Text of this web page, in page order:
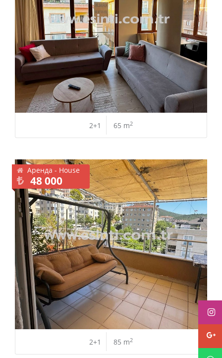
2+1 65 m2
Аренда - House
48 000
2+1 85 m2